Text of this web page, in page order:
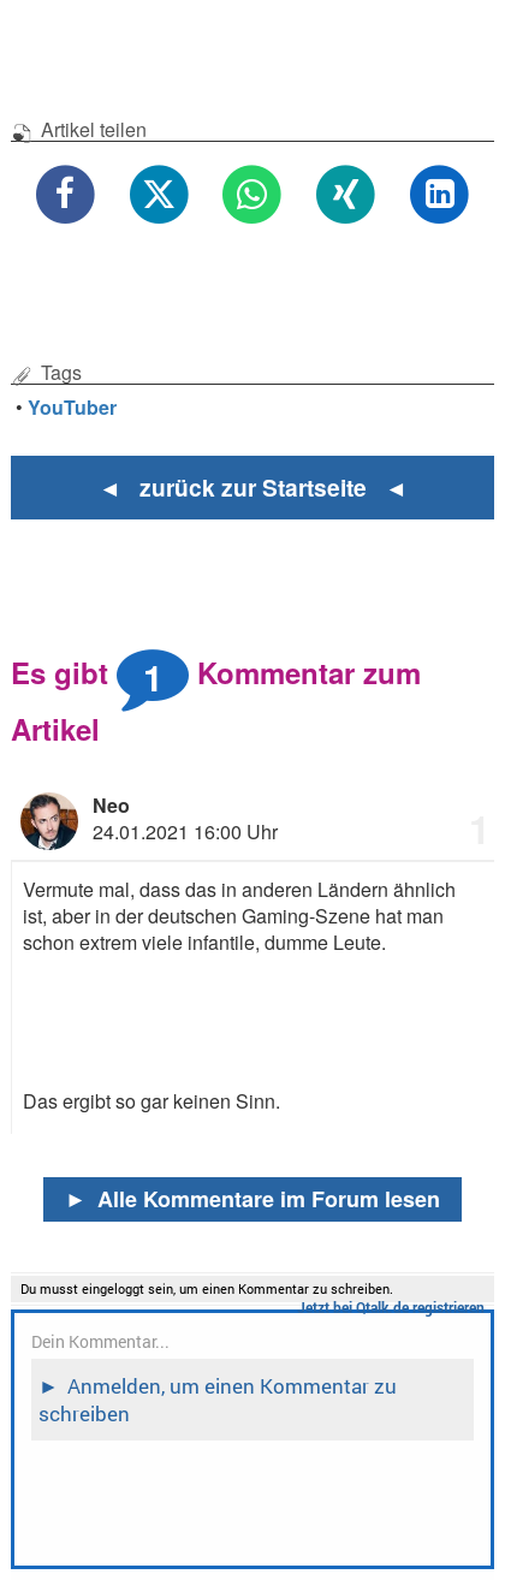
Artikel teilen
Tags
•YouTuber
◄ zurück zur Startseite ◄
Es gibt 1
Kommentar zum
Artikel
Neo
24.01.2021 16:00 Uhr
Vermute mal, dass das in anderen Ländern ähnlich
ist, aber in der deutschen Gaming-Szene hat man
schon extrem viele infantile, dumme Leute.
Das ergibt so gar keinen Sinn.
► Alle Kommentare im Forum lesen